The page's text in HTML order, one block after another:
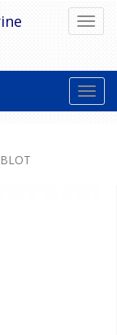
la
la